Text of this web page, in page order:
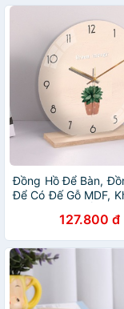
Đồng Hồ Để Bàn,
Để Có Đế Gỗ MDF,
Mặt Kính Sang
Để Bàn Vừa Trang
127.800 đ